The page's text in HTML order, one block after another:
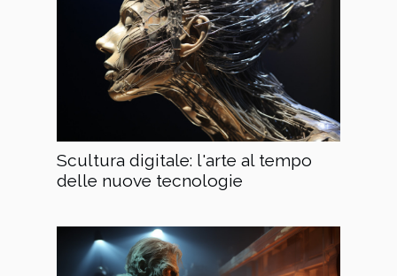
Scultura digitale: l'arte al tempo
delle nuove tecnologie